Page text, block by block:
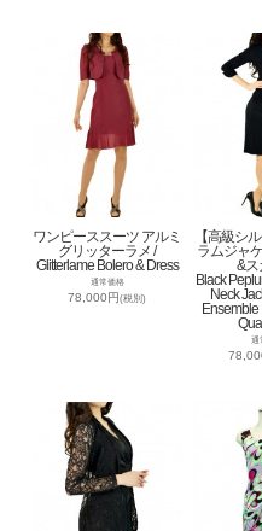
ワンピーススーツ アルミ
グリッターラメ /
Glitterlame Bolero & Dress
通常価格
78,000円(税別)
【高級シ
ラムジャ
&ス
Black
Neck
Ensemble
通